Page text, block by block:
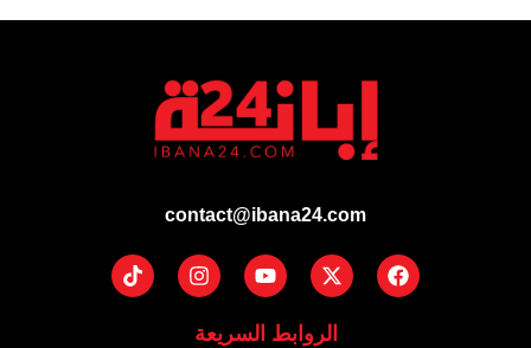
contact@ibana24.com
Facebook
X-
twitter
Youtube
Instagram
Tiktok
الروابط السريعة